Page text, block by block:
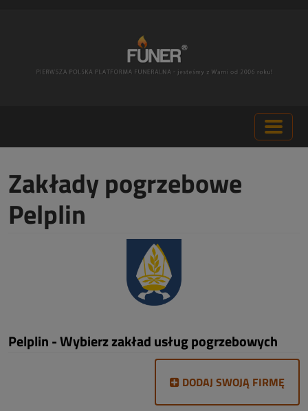
Zakłady pogrzebowe
Pelplin
Pelplin - Wybierz zakład usług pogrzebowych
DODAJ SWOJĄ FIRMĘ